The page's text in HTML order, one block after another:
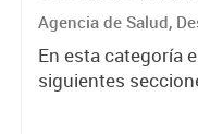
Agencia de Salud,
Ambiente y Hábitat
En esta categoría
siguientes